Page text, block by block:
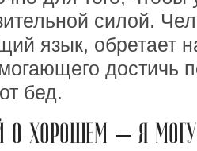
силой.
язык, обретает
достичь
бед.
О ХОРОШЕМ – Я